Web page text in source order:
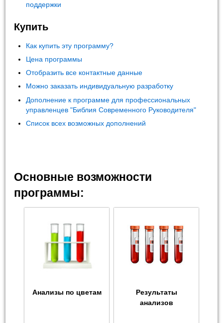
поддержки
Купить
Как купить эту программу?
Цена программы
Отобразить все контактные данные
Можно заказать индивидуальную разработку
Дополнение к программе для профессиональных
управленцев "Библия Современного Руководителя"
Список всех возможных дополнений
Основные возможности
программы:
Анализы по цветам
Результаты
анализов